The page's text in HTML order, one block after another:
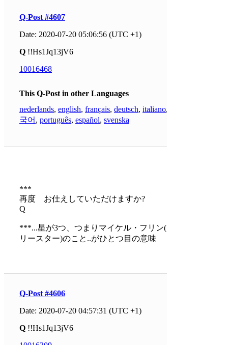
Q-Post #4607
Date: 2020-07-20 05:06:56 (UTC +1)
Q !!Hs1Jq13jV6
10016468
This Q-Post in other Languages
nederlands, english, français, deutsch, italiano,
국어 , português, español, svenska
***
再度 お仕えしていただけますか?
Q
***...星が3つ、つまりマイケル・フリン(ス
リースター)のこと..がひとつ目の意味
Q-Post #4606
Date: 2020-07-20 04:57:31 (UTC +1)
Q !!Hs1Jq13jV6